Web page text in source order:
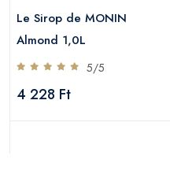
Le Sirop de MONIN
Almond 1,0L
5/5
4 228 Ft